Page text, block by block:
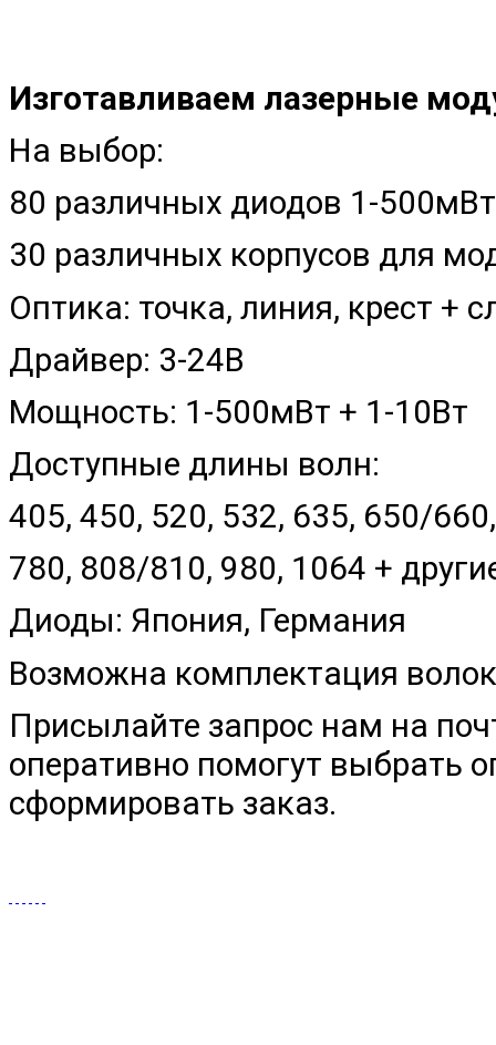
Изготавливаем лазерные
На выбор:
80 различных диодов 1-500мВт
30 различных корпусов для
Оптика: точка, линия, крест +
Драйвер: 3-24В
Мощность: 1-500мВт + 1-10Вт
Доступные длины волн:
405, 450, 520, 532, 635, 650/
780, 808/810, 980, 1064 +
Диоды: Япония, Германия
Возможна комплектация
Присылайте запрос нам на
оперативно помогут выбрать
сформировать заказ.